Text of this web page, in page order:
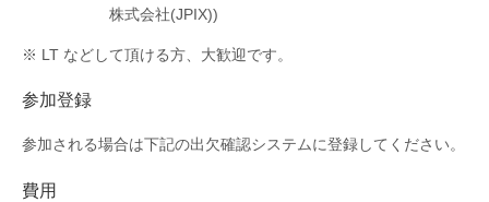
株式会社(JPIX))
※ LT などして頂ける方、大歓迎です。
参加登録
参加される場合は下記の出欠確認システムに登録してください。
費用